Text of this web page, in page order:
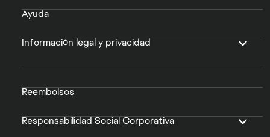
Ayuda
Información legal y privacidad
Reembolsos
Responsabilidad Social Corporativa